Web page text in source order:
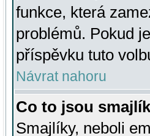
funkce, která
problémů. Pokud
příspěvku tuto
Návrat nahoru
Co to jsou
Smajlíky, neboli